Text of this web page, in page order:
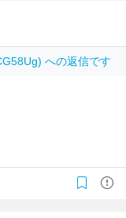
への返信です